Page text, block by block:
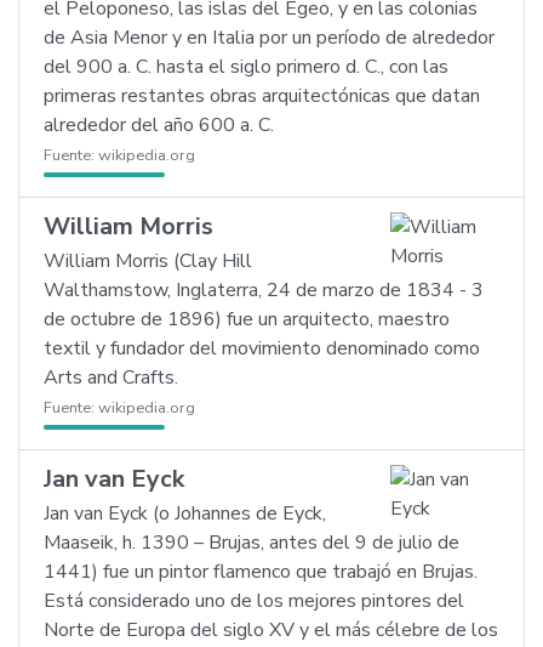
el Peloponeso, las islas del Egeo, y en las colonias
de Asia Menor y en Italia por un período de alrededor
del 900 a. C. hasta el siglo primero d. C., con las
primeras restantes obras arquitectónicas que datan
alrededor del año 600 a. C.
Fuente: wikipedia.org
William Morris
William Morris (Clay Hill
Walthamstow, Inglaterra, 24 de marzo de 1834 - 3
de octubre de 1896) fue un arquitecto, maestro
textil y fundador del movimiento denominado como
Arts and Crafts.
Fuente: wikipedia.org
Jan van Eyck
Jan van Eyck (o Johannes de Eyck,
Maaseik, h. 1390 – Brujas, antes del 9 de julio de
1441) fue un pintor flamenco que trabajó en Brujas.
Está considerado uno de los mejores pintores del
Norte de Europa del siglo XV y el más célebre de los